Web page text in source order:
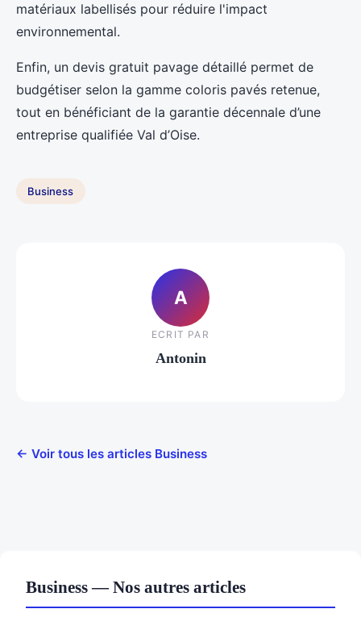
matériaux labellisés pour réduire l'impact
environnemental.
Enfin, un devis gratuit pavage détaillé permet de
budgétiser selon la gamme coloris pavés retenue,
tout en bénéficiant de la garantie décennale d’une
entreprise qualifiée Val d’Oise.
Business
A
ECRIT PAR
Antonin
← Voir tous les articles Business
Business — Nos autres articles